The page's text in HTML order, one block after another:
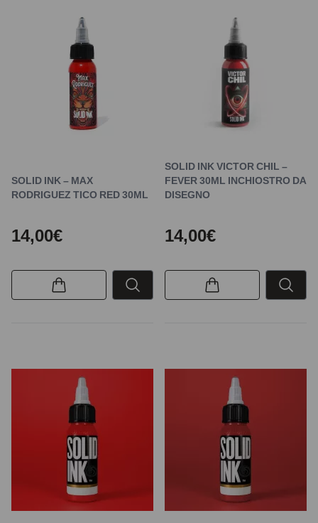
SOLID INK – MAX
RODRIGUEZ TICO RED 30ML
14,00€
SOLID INK VICTOR CHIL –
FEVER 30ML INCHIOSTRO DA
DISEGNO
14,00€